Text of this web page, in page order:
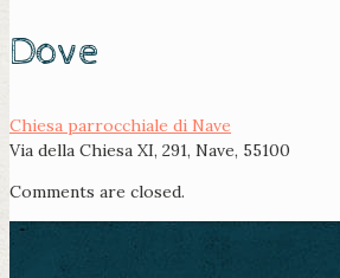
Dove
Chiesa parrocchiale di Nave
Via della Chiesa XI, 291, Nave, 55100
Comments are closed.